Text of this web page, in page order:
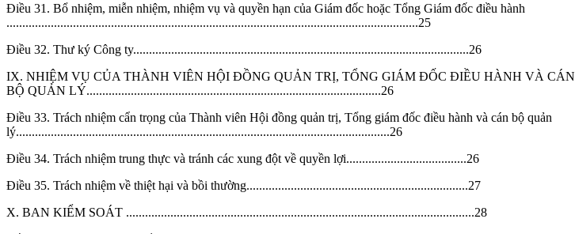
Điều 31. Bổ nhiệm, miễn nhiệm, nhiệm vụ và quyền hạn của Giám đốc hoặc Tổng Giám đốc điều hành
..................................................................................................................................25
Điều 32. Thư ký Công ty..........................................................................................................26
IX. NHIỆM VỤ CỦA THÀNH VIÊN HỘI ĐỒNG QUẢN TRỊ, TỔNG GIÁM ĐỐC ĐIỀU HÀNH VÀ CÁN
BỘ QUẢN LÝ.............................................................................................26
Điều 33. Trách nhiệm cẩn trọng của Thành viên Hội đồng quản trị, Tổng giám đốc điều hành và cán bộ quản
lý......................................................................................................................26
Điều 34. Trách nhiệm trung thực và tránh các xung đột về quyền lợi......................................26
Điều 35. Trách nhiệm về thiệt hại và bồi thường......................................................................27
X. BAN KIỂM SOÁT ..............................................................................................................28